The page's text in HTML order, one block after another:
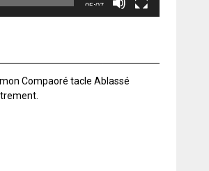
05:07
Compaoré tacle Ablassé